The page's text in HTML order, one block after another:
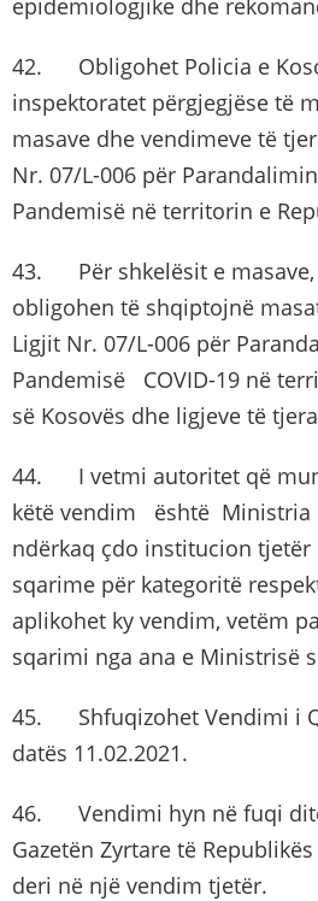
epidemiologjike dhe
42. Obligohet Policia e
inspektoratet përgjegjëse të
masave dhe vendimeve të
Nr. 07/L-006 për
Pandemisë në territorin e
43. Për shkelësit e masave,
obligohen të shqiptojnë
Ligjit Nr. 07/L-006 për
Pandemisë COVID-19 në
së Kosovës dhe ligjeve të
44. I vetmi autoritet që
këtë vendim është Ministria
ndërkaq çdo institucion
sqarime për kategoritë
aplikohet ky vendim, vetëm
sqarimi nga ana e Ministrisë
45. Shfuqizohet Vendimi i
datës 11.02.2021.
46. Vendimi hyn në fuqi
Gazetën Zyrtare të
deri në një vendim tjetër.